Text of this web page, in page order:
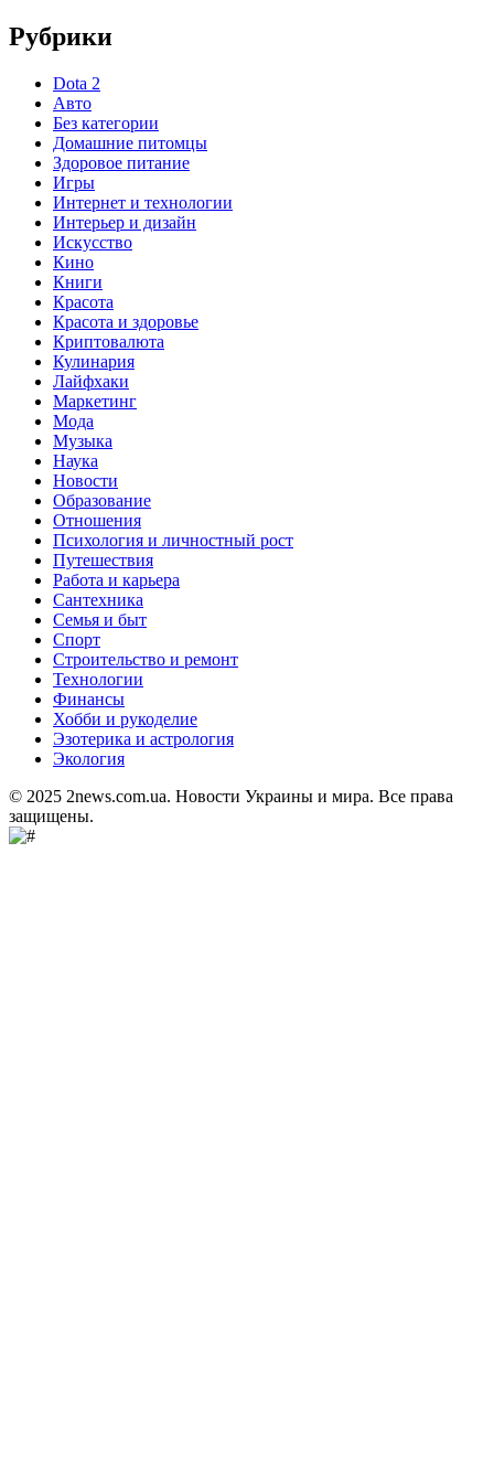
Рубрики
Dota 2
Авто
Без категории
Домашние питомцы
Здоровое питание
Игры
Интернет и технологии
Интерьер и дизайн
Искусство
Кино
Книги
Красота
Красота и здоровье
Криптовалюта
Кулинария
Лайфхаки
Маркетинг
Мода
Музыка
Наука
Новости
Образование
Отношения
Психология и личностный рост
Путешествия
Работа и карьера
Сантехника
Семья и быт
Спорт
Строительство и ремонт
Технологии
Финансы
Хобби и рукоделие
Эзотерика и астрология
Экология
© 2025 2news.com.ua. Новости Украины и мира. Все права
защищены.